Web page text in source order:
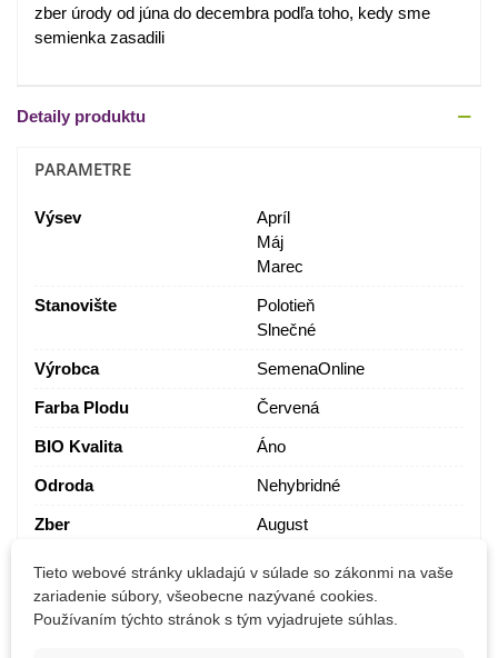
zber úrody od júna do decembra podľa toho, kedy sme
semienka zasadili
Detaily produktu
PARAMETRE
Výsev
Apríl
Máj
Marec
Stanovište
Polotieň
Slnečné
Výrobca SemenaOnline
Farba Plodu Červená
BIO Kvalita Áno
Odroda Nehybridné
Zber
August
Jún
Október
September
Tieto webové stránky ukladajú v súlade so zákonmi na vaše
zariadenie súbory, všeobecne nazývané cookies.
Používaním týchto stránok s tým vyjadrujete súhlas.